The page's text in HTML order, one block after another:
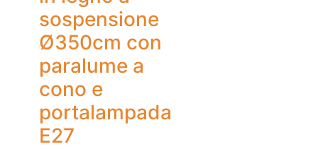
sospensione
Ø350cm con
paralume a
cono e
portalampada
E27